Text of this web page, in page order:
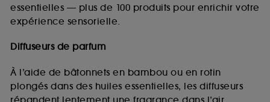
essentielles — plus de 100 produits pour enrichir votre
expérience sensorielle.
Diffuseurs de parfum
À l’aide de bâtonnets en bambou ou en rotin
plongés dans des huiles essentielles, les diffuseurs